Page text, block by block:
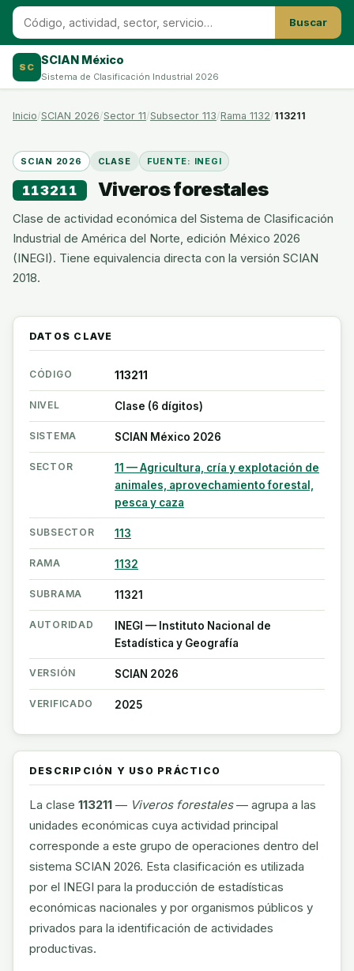
Buscar
SC
SCIAN México
Sistema de Clasificación Industrial 2026
Inicio SCIAN 2026 Sector 11 Subsector 113 Rama 1132 113211
SCIAN 2026 CLASE FUENTE: INEGI
113211 Viveros forestales
Clase de actividad económica del Sistema de Clasificación
Industrial de América del Norte, edición México 2026
(INEGI). Tiene equivalencia directa con la versión SCIAN
2018.
DATOS CLAVE
CÓDIGO 113211
NIVEL Clase (6 dígitos)
SISTEMA SCIAN México 2026
SECTOR
11 — Agricultura, cría y explotación de
animales, aprovechamiento forestal,
pesca y caza
SUBSECTOR 113
RAMA 1132
SUBRAMA 11321
AUTORIDAD
INEGI — Instituto Nacional de
Estadística y Geografía
VERSIÓN SCIAN 2026
VERIFICADO 2025
DESCRIPCIÓN Y USO PRÁCTICO
La clase 113211 — Viveros forestales— agrupa a las
unidades económicas cuya actividad principal
corresponde a este grupo de operaciones dentro del
sistema SCIAN 2026. Esta clasificación es utilizada
por el INEGI para la producción de estadísticas
económicas nacionales y por organismos públicos y
privados para la identificación de actividades
productivas.